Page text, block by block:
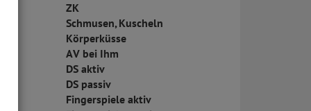
ZK
Schmusen, Kuscheln
Körperküsse
AV bei Ihm
DS aktiv
DS passiv
Fingerspiele aktiv